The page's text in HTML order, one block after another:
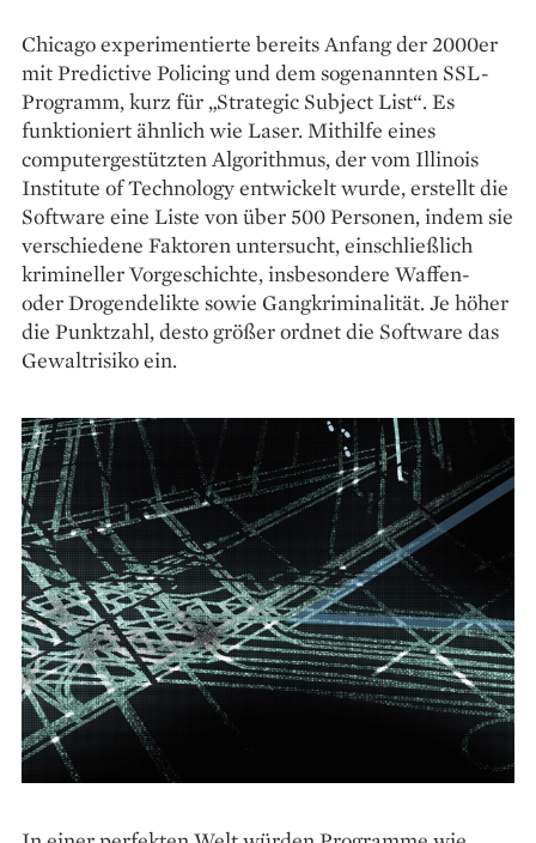
Chicago experimentierte bereits Anfang der 2000er
mit Predictive Policing und dem sogenannten SSL-
Programm, kurz für „Strategic Subject List“. Es
funktioniert ähnlich wie Laser. Mithilfe eines
computergestützten Algorithmus, der vom Illinois
Institute of Technology entwickelt wurde, erstellt die
Software eine Liste von über 500 Personen, indem sie
verschiedene Faktoren untersucht, einschließlich
krimineller Vorgeschichte, insbesondere Waffen-
oder Drogendelikte sowie Gangkriminalität. Je höher
die Punktzahl, desto größer ordnet die Software das
Gewaltrisiko ein.